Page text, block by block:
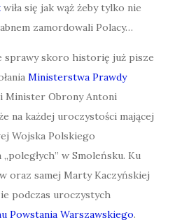
wiła się jak wąż żeby tylko nie
zamordowali Polacy…
sprawy skoro historię już pisze
Ministerstwa Prawdy
Minister Obrony Antoni
na każdej uroczystości mającej
Wojska Polskiego
w Smoleńsku. Ku
oraz samej Marty Kaczyńskiej
podczas uroczystych
Powstania Warszawskiego.